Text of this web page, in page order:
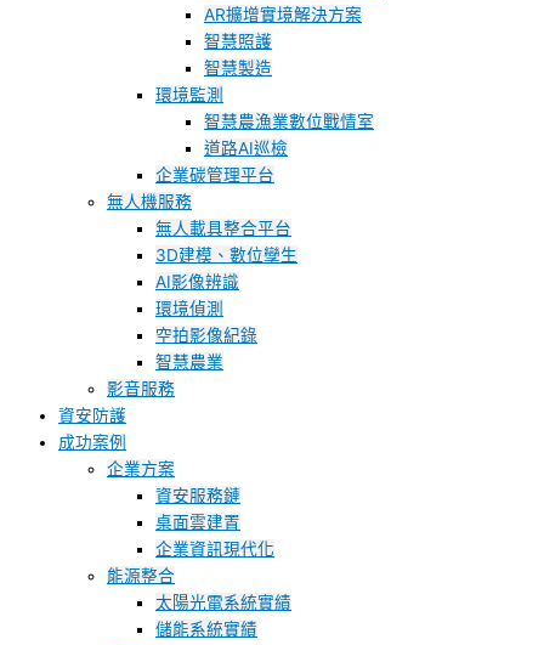
AR擴增實境解決方案
智慧照護
智慧製造
環境監測
智慧農漁業數位戰情室
道路AI巡檢
企業碳管理平台
無人機服務
無人載具整合平台
3D建模、數位孿生
AI影像辨識
環境偵測
空拍影像紀錄
智慧農業
影音服務
資安防護
成功案例
企業方案
資安服務鏈
桌面雲建置
企業資訊現代化
能源整合
太陽光電系統實績
儲能系統實績